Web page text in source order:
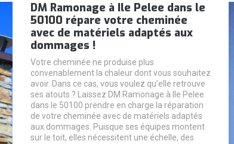
DM Ramonage à Ile Pelee dans le
50100 répare votre cheminée
avec de matériels adaptés aux
dommages !
Votre cheminée ne produise plus
convenablement la chaleur dont vous souhaitez
avoir. Dans ce cas, vous voulez qu’elle retrouve
ses atouts ? Laissez DM Ramonage à Ile Pelee
dans le 50100 prendre en charge la réparation
de votre cheminée avec de matériels adaptés
aux dommages. Puisque ses équipes montent
sur le toit, elles nécessitent une échelle, des